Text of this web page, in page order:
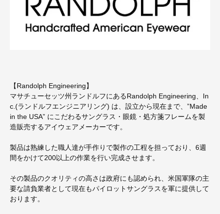
【Randolph Engineering】
マサチューセッツ州ランドルフにあるRandolph Engineering、In
c.(ランドルフエンジニアリング) は、設立から現在まで、”Made
in the USA” にこだわるサングラス・眼鏡・処方箋フレームを製
造販売するアイウェアメーカーです。
製品は熟練した職人達が手作りで製作の工程を担っており、6週
間をかけて200以上の作業を行い完成させます。
その製品のクオリティの高さは政府にも認められ、米国軍隊の主
要な請負業者として現在もパイロットサングラスを軍に提供して
おります。